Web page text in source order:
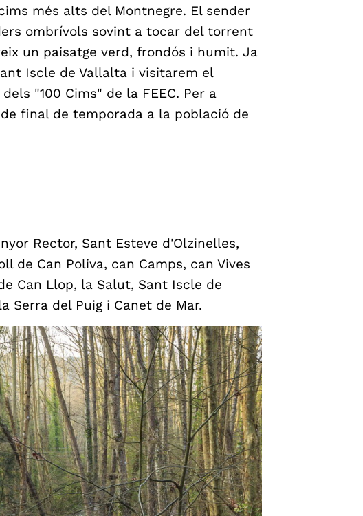
més alts del Montnegre. El sender
ombrívols sovint a tocar del torrent
un paisatge verd, frondós i humit. Ja
Iscle de Vallalta i visitarem el
"100 Cims" de la FEEC. Per a
final de temporada a la població de
Rector, Sant Esteve d'Olzinelles,
de Can Poliva, can Camps, can Vives
Can Llop, la Salut, Sant Iscle de
Serra del Puig i Canet de Mar.